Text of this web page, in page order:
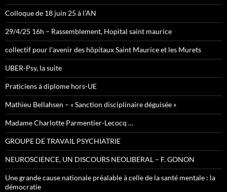
Colloque de 18 juin 25 à l’AN
29/4/25 16h – Rassemblement, Hopital saint maurice
collectif pour l’avenir des hôpitaux Saint Maurice et les Murets
UBER-Psy, la suite
Praticiens à diplome hors-UE
Mathieu Bellahsen – « Sanction disciplinaire déguisée »
Madame Charlotte Parmentier-Lecocq …
GROUPE DE TRAVAIL PSYCHIATRIE
NEUROSCIENCE, UN DISCOURS NEOLIBERAL – F. GONON
Une grande cause nationale préalable à celle de la santé mentale : la
démocratie